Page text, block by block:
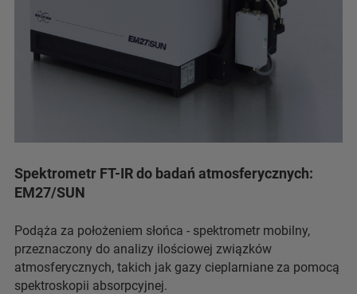
Spektrometr FT-IR do badań atmosferycznych:
EM27/SUN
Podąża za położeniem słońca - spektrometr mobilny,
przeznaczony do analizy ilościowej związków
atmosferycznych, takich jak gazy cieplarniane za pomocą
spektroskopii absorpcyjnej.